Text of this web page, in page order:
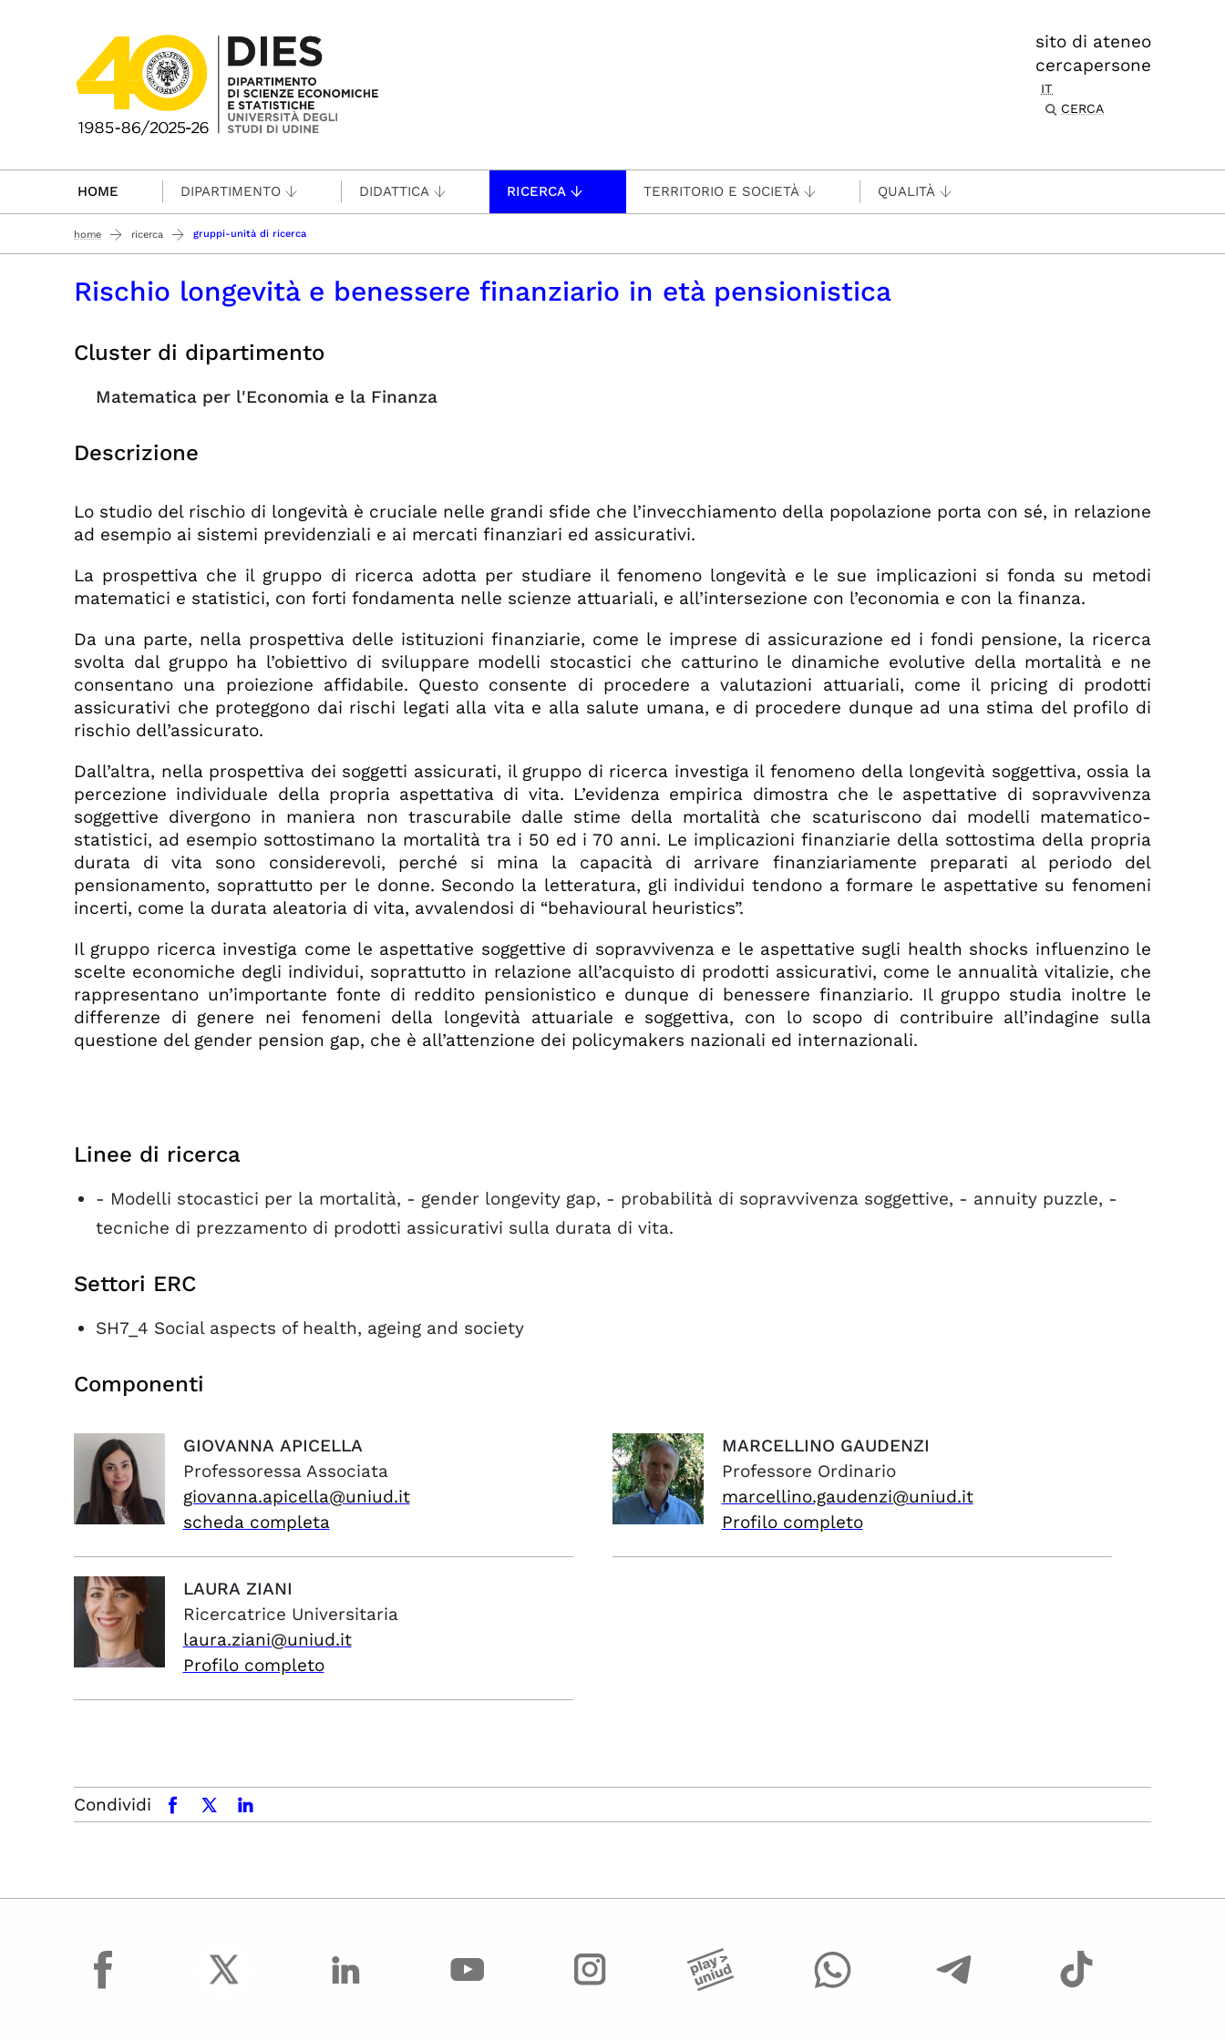
sito di ateneo
cercapersone
IT
CERCA
HOME DIPARTIMENTO DIDATTICA RICERCA TERRITORIO E SOCIETÀ QUALITÀ
home ricerca gruppi-unità di ricerca
Rischio longevità e benessere finanziario in età pensionistica
Cluster di dipartimento
Matematica per l'Economia e la Finanza
Descrizione
Lo studio del rischio di longevità è cruciale nelle grandi sfide che l’invecchiamento della popolazione porta con sé, in relazione
ad esempio ai sistemi previdenziali e ai mercati finanziari ed assicurativi.
La prospettiva che il gruppo di ricerca adotta per studiare il fenomeno longevità e le sue implicazioni si fonda su metodi
matematici e statistici, con forti fondamenta nelle scienze attuariali, e all’intersezione con l’economia e con la finanza.
Da una parte, nella prospettiva delle istituzioni finanziarie, come le imprese di assicurazione ed i fondi pensione, la ricerca
svolta dal gruppo ha l’obiettivo di sviluppare modelli stocastici che catturino le dinamiche evolutive della mortalità e ne
consentano una proiezione affidabile. Questo consente di procedere a valutazioni attuariali, come il pricing di prodotti
assicurativi che proteggono dai rischi legati alla vita e alla salute umana, e di procedere dunque ad una stima del profilo di
rischio dell’assicurato.
Dall’altra, nella prospettiva dei soggetti assicurati, il gruppo di ricerca investiga il fenomeno della longevità soggettiva, ossia la
percezione individuale della propria aspettativa di vita. L’evidenza empirica dimostra che le aspettative di sopravvivenza
soggettive divergono in maniera non trascurabile dalle stime della mortalità che scaturiscono dai modelli matematico-
statistici, ad esempio sottostimano la mortalità tra i 50 ed i 70 anni. Le implicazioni finanziarie della sottostima della propria
durata di vita sono considerevoli, perché si mina la capacità di arrivare finanziariamente preparati al periodo del
pensionamento, soprattutto per le donne. Secondo la letteratura, gli individui tendono a formare le aspettative su fenomeni
incerti, come la durata aleatoria di vita, avvalendosi di “behavioural heuristics”.
Il gruppo ricerca investiga come le aspettative soggettive di sopravvivenza e le aspettative sugli health shocks influenzino le
scelte economiche degli individui, soprattutto in relazione all’acquisto di prodotti assicurativi, come le annualità vitalizie, che
rappresentano un’importante fonte di reddito pensionistico e dunque di benessere finanziario. Il gruppo studia inoltre le
differenze di genere nei fenomeni della longevità attuariale e soggettiva, con lo scopo di contribuire all’indagine sulla
questione del gender pension gap, che è all’attenzione dei policymakers nazionali ed internazionali.
Linee di ricerca
- Modelli stocastici per la mortalità, - gender longevity gap, - probabilità di sopravvivenza soggettive, - annuity puzzle, -
tecniche di prezzamento di prodotti assicurativi sulla durata di vita.
Settori ERC
SH7_4 Social aspects of health, ageing and society
Componenti
GIOVANNA APICELLA
Professoressa Associata
giovanna.apicella@uniud.it
scheda completa
MARCELLINO GAUDENZI
Professore Ordinario
marcellino.gaudenzi@uniud.it
Profilo completo
LAURA ZIANI
Ricercatrice Universitaria
laura.ziani@uniud.it
Profilo completo
Condividi facebookx.comlinkedin
facebook